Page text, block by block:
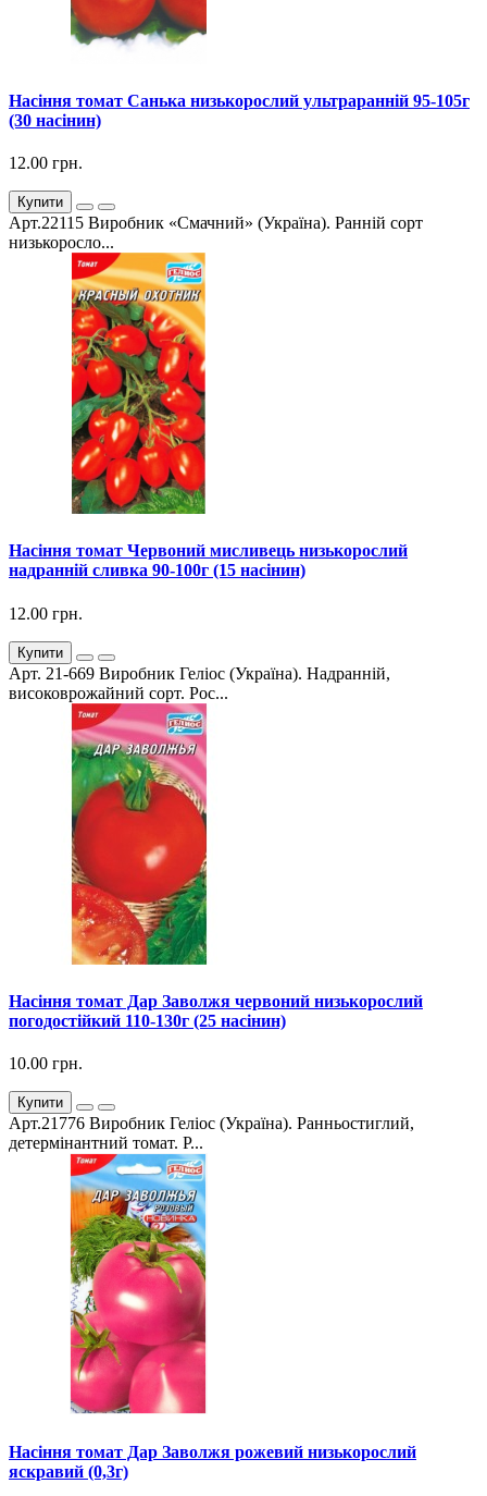
Насіння томат Санька низькорослий ультраранній 95-105г
(30 насінин)
12.00 грн.
Купити
Арт.22115 Виробник «Смачний» (Україна). Ранній сорт
низькоросло...
Насіння томат Червоний мисливець низькорослий
надранній сливка 90-100г (15 насінин)
12.00 грн.
Купити
Арт. 21-669 Виробник Геліос (Україна). Надранній,
високоврожайний сорт. Рос...
Насіння томат Дар Заволжя червоний низькорослий
погодостійкий 110-130г (25 насінин)
10.00 грн.
Купити
Арт.21776 Виробник Геліос (Україна). Ранньостиглий,
детермінантний томат. Р...
Насіння томат Дар Заволжя рожевий низькорослий
яскравий (0,3г)